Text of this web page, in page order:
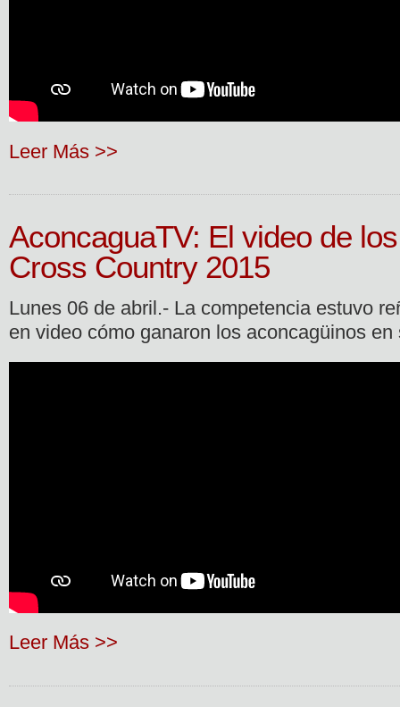
Leer Más >>
AconcaguaTV: El video de
Cross Country 2015
Lunes 06 de abril.- La competencia estuvo
en video cómo ganaron los aconcagüinos
Leer Más >>